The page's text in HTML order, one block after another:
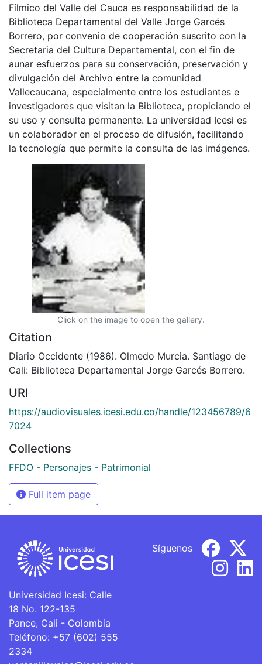
Fílmico del Valle del Cauca es responsabilidad de la
Biblioteca Departamental del Valle Jorge Garcés
Borrero, por convenio de cooperación suscrito con la
Secretaria del Cultura Departamental, con el fin de
aunar esfuerzos para su conservación, preservación y
divulgación del Archivo entre la comunidad
Vallecaucana, especialmente entre los estudiantes e
investigadores que visitan la Biblioteca, propiciando el
su uso y consulta permanente. La universidad Icesi es
un colaborador en el proceso de difusión, facilitando
la tecnología que permite la consulta de las imágenes.
Click on the image to open the gallery.
Citation
Diario Occidente (1986). Olmedo Murcia. Santiago de
Cali: Biblioteca Departamental Jorge Garcés Borrero.
URI
https://audiovisuales.icesi.edu.co/handle/123456789/6
7024
Collections
FFDO - Personajes - Patrimonial
Full item page
Universidad Icesi: Calle
18 No. 122-135
Pance, Cali - Colombia
Teléfono: +57 (602) 555
2334
Síguenos